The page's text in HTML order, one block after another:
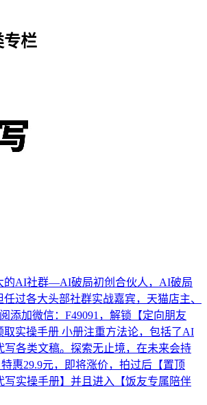
专栏
的AI社群—AI破局初创合伙人，AI破局
过各大头部社群实战嘉宾，天猫店主、
添加微信：F49091，解锁【定向朋友
取实操手册 小册注重方法论，包括了AI
各类文稿。探索无止境，在未来会持
惠29.9元，即将涨价，拍过后【置顶
写实操手册】并且进入【饭友专属陪伴